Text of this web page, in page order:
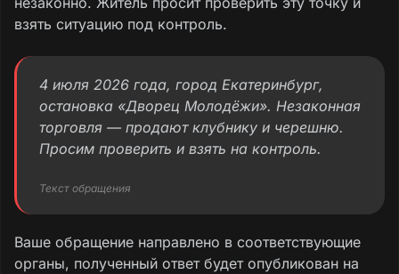
взять ситуацию под контроль.
4 июля 2026 года, город Екатеринбург,
остановка «Дворец Молодёжи». Незаконная
торговля — продают клубнику и черешню.
Просим проверить и взять на контроль.
Текст обращения
Ваше обращение направлено в соответствующие
органы, полученный ответ будет опубликован на